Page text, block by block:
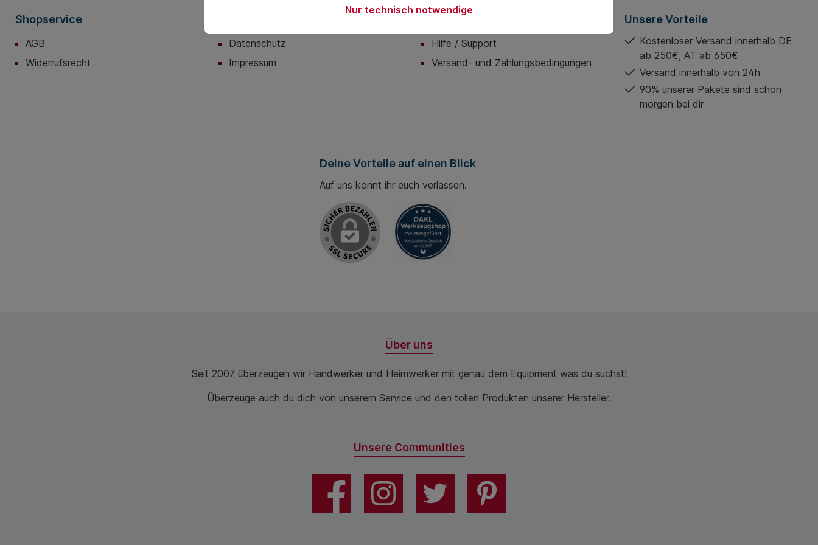
Shopservice
AGB
Widerrufsrecht
Datenschutz
Impressum
Servicemenü
Hilfe / Support
Versand- und Zahlungsbedingungen
Unsere Vorteile
Kostenloser Versand innerhalb DE
ab 250€, AT ab 650€
Versand innerhalb von 24h
90% unserer Pakete sind schon
morgen bei dir
Deine Vorteile auf einen Blick
Auf uns könnt ihr euch verlassen.
Über uns
Seit 2007 überzeugen wir Handwerker und Heimwerker mit genau dem Equipment was du suchst!
Überzeuge auch du dich von unserem Service und den tollen Produkten unserer Hersteller.
Unsere Communities
Nur technisch notwendige